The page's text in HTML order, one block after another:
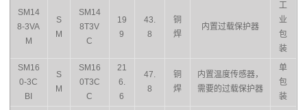
SM14
8-3VA
M
S
M
SM14
8T3V
C
19
9
43.
8
铜
焊
内置过载保护器
工
业
包
装
SM16
0-3C
BI
S
M
SM16
0T3C
C
21
6.
6
47.
8
铜
焊
内置温度传感器，
需要的过载保护器
单
包
装